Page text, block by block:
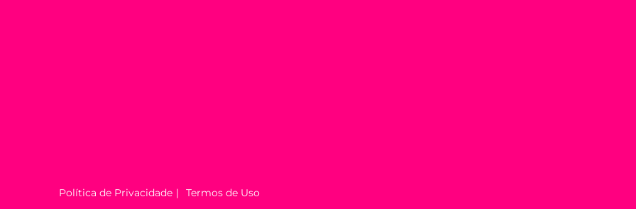
Política de Privacidade Termos de Uso